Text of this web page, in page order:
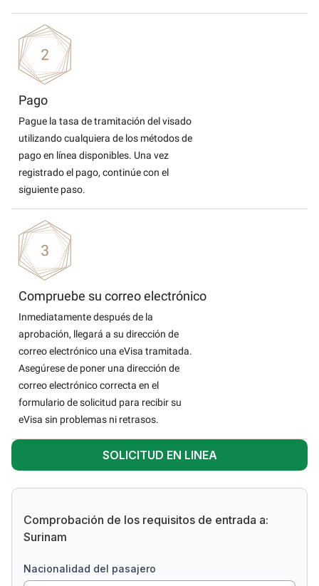
Pago
Pague la tasa de tramitación del visado
utilizando cualquiera de los métodos de
pago en línea disponibles. Una vez
registrado el pago, continúe con el
siguiente paso.
Compruebe su correo electrónico
Inmediatamente después de la
aprobación, llegará a su dirección de
correo electrónico una eVisa tramitada.
Asegúrese de poner una dirección de
correo electrónico correcta en el
formulario de solicitud para recibir su
eVisa sin problemas ni retrasos.
SOLICITUD EN LINEA
Comprobación de los requisitos de entrada a:
Surinam
nacionalidad del pasajero